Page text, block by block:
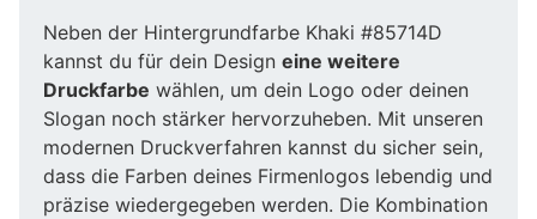
Neben der Hintergrundfarbe Khaki #85714D
kannst du für dein Design eine weitere
Druckfarbe wählen, um dein Logo oder deinen
Slogan noch stärker hervorzuheben. Mit unseren
modernen Druckverfahren kannst du sicher sein,
dass die Farben deines Firmenlogos lebendig und
präzise wiedergegeben werden. Die Kombination